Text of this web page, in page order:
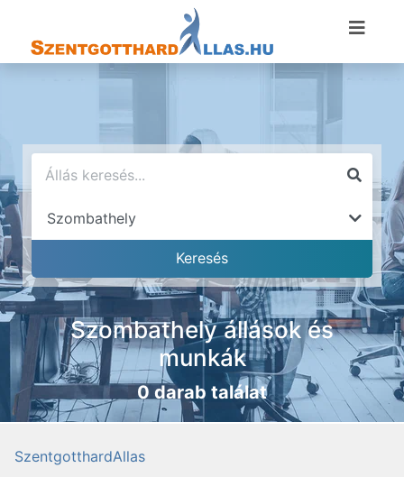
Szombathely állások és
munkák
0 darab találat
SzentgotthardAllas